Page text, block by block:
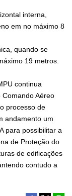
interna,
em no máximo 8
quando se
19 metros.
continua
Aéreo
processo de
andamento um
para possibilitar a
de Proteção do
de edificações
contudo a